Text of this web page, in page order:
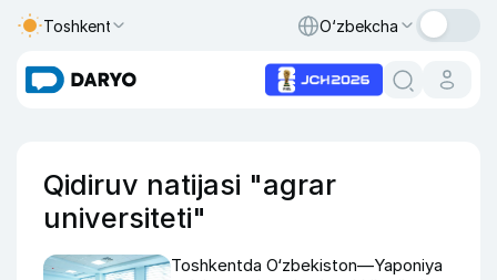
Toshkent O‘zbekcha
Qidiruv natijasi "agrar
universiteti"
Toshkentda O‘zbekiston—Yaponiya